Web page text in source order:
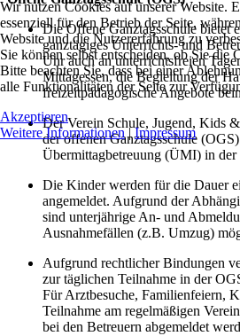
Die Offene Ganztagsschule bietet
ganztägiges Unterrichts- und
Uhr auch an unterrichtsfreien
Mittagessen, die Begleitung der
freizeitpädagogische Angebote
Der Verein Schule, Jugend, Kids
der offenen Ganztagsschule
Übermittagbetreuung (ÜMI) in der
Die Kinder werden für die Dauer
angemeldet. Aufgrund der
sind unterjährige An- und
Ausnahmefällen (z.B. Umzug)
Aufgrund rechtlicher Bindungen
zur täglichen Teilnahme in der
Für Arztbesuche, Familienfeiern,
Teilnahme am regelmäßigen
bei den Betreuern abgemeldet
Wir nutzen Cookies auf unserer Website.
essenziell für den Betrieb der Seite,
Website und die Nutzererfahrung zu
Sie können selbst entscheiden, ob Sie die
Bitte beachten Sie, dass bei einer
alle Funktionalitäten der Seite zur
Akzeptieren
Weitere Informationen|Impressum